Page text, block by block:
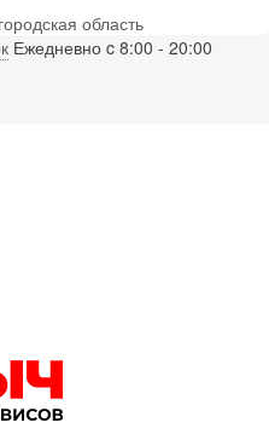
область
Ежедневно c 8:00 - 20:00